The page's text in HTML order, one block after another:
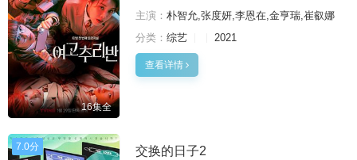
16集全
主演： 朴智允,张度妍,李恩在,金亨瑞,崔叡娜
分类： 综艺 2021
查看详情
7.0分 交换的日子2